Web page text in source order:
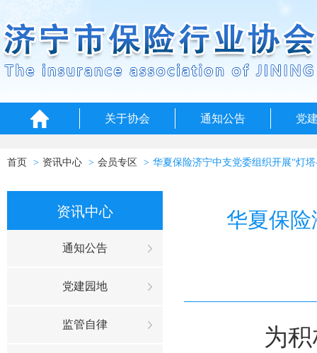
关于协会 通知公告 党
首页 资讯中心 会员专区 华夏保险济宁中支党委组织开展“灯
资讯中心
通知公告
党建园地
监管自律
华夏保
为